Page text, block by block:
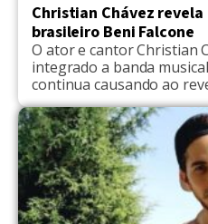
Christian Chávez
brasileiro Beni Falcone
O ator e cantor Christian
integrado a banda
continua causando ao
passagens pelo Brasil.
Popline, Chávez ficou
Falcone, que fez parte
"Rebelde", exibida pela
participação no programa